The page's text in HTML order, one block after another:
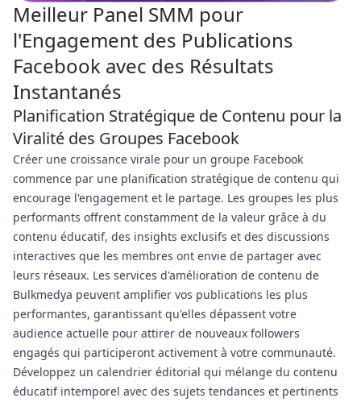
Meilleur Panel SMM pour
l'Engagement des Publications
Facebook avec des Résultats
Instantanés
Planification Stratégique de Contenu pour la
Viralité des Groupes Facebook
Créer une croissance virale pour un groupe Facebook
commence par une planification stratégique de contenu qui
encourage l'engagement et le partage. Les groupes les plus
performants offrent constamment de la valeur grâce à du
contenu éducatif, des insights exclusifs et des discussions
interactives que les membres ont envie de partager avec
leurs réseaux. Les services d'amélioration de contenu de
Bulkmedya peuvent amplifier vos publications les plus
performantes, garantissant qu'elles dépassent votre
audience actuelle pour attirer de nouveaux followers
engagés qui participeront activement à votre communauté.
Développez un calendrier éditorial qui mélange du contenu
éducatif intemporel avec des sujets tendances et pertinents